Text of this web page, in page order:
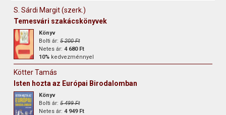
S. Sárdi Margit (szerk.)
Temesvári szakácskönyvek
Könyv
Bolti ár:5 200 Ft
Netes ár:4 680 Ft
10% kedvezménnyel
Kötter Tamás
Isten hozta az Európai Birodalomban
Könyv
Bolti ár:5 499 Ft
Netes ár:4 949 Ft